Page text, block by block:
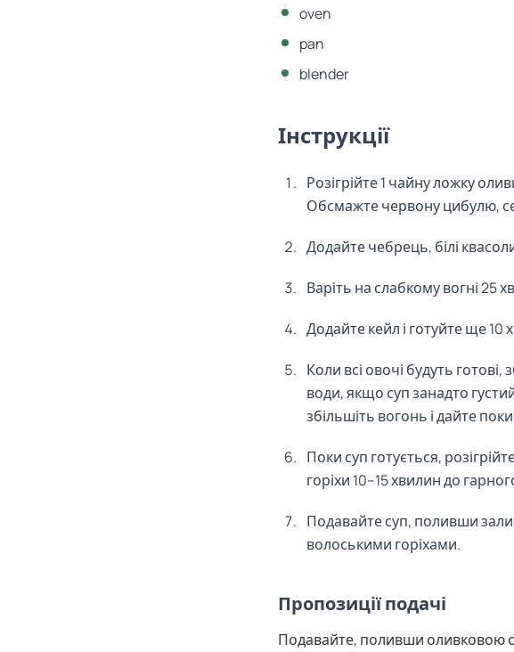
oven
pan
blender
Інструкції
Розігрійте 1 чайну ложку
Обсмажте червону цибулю,
Додайте чебрець, білі
Варіть на слабкому вогні 25
Додайте кейл і готуйте ще 10
Коли всі овочі будуть
води, якщо суп занадто
збільшіть вогонь і дайте
Поки суп готується,
горіхи 10–15 хвилин до
Подавайте суп, поливши
волоськими горіхами.
Пропозиції подачі
Подавайте, поливши оливковою